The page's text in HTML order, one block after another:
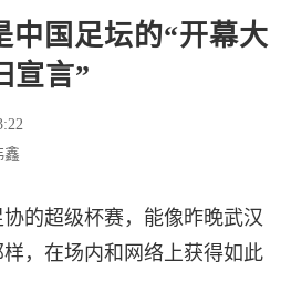
中国足坛的“开幕大
宣言”
鑫
的超级杯赛，能像昨晚武汉
，在场内和网络上获得如此